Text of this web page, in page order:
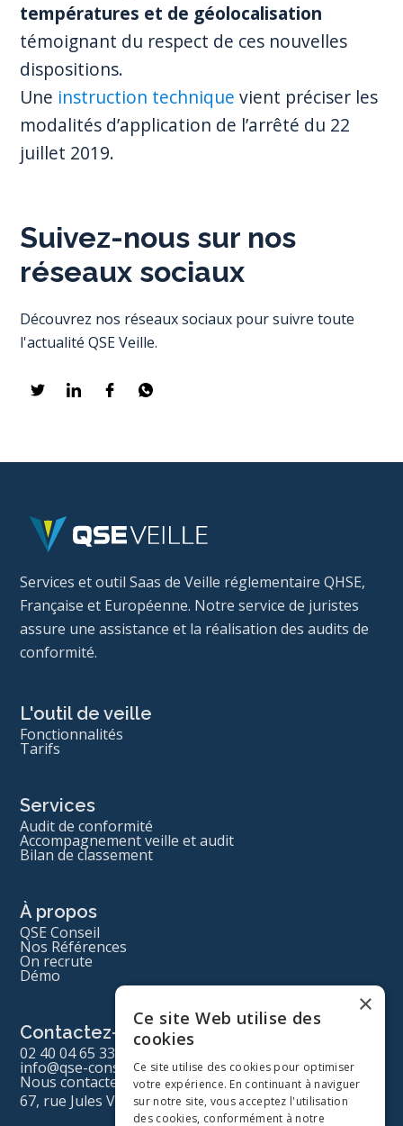
températures et de géolocalisation
témoignant du respect de ces nouvelles
dispositions.
Une instruction techniquevient préciser les
modalités d’application de l’arrêté du 22
juillet 2019.
Suivez-nous sur nos
réseaux sociaux
Découvrez nos réseaux sociaux pour suivre toute
l'actualité QSE Veille.
Services et outil Saas de Veille réglementaire QHSE,
Française et Européenne. Notre service de juristes
assure une assistance et la réalisation des audits de
conformité.
L'outil de veille
Fonctionnalités
Tarifs
Services
Audit de conformité
Accompagnement veille et audit
Bilan de classement
À propos
QSE Conseil
Nos Références
On recrute
Démo
Contactez-nous
02 40 04 65 33
info@qse-conseil.com
Nous contacter
67, rue Jules Vallès 44340 Bouguenais
×
Ce site Web utilise des
cookies
Ce site utilise des cookies pour optimiser
votre expérience. En continuant à naviguer
sur notre site, vous acceptez l'utilisation
des cookies, conformément à notre